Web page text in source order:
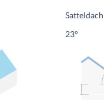
Satteldach
23°